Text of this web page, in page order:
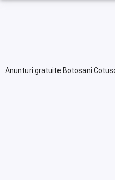
Anunturi gratuite Botosani